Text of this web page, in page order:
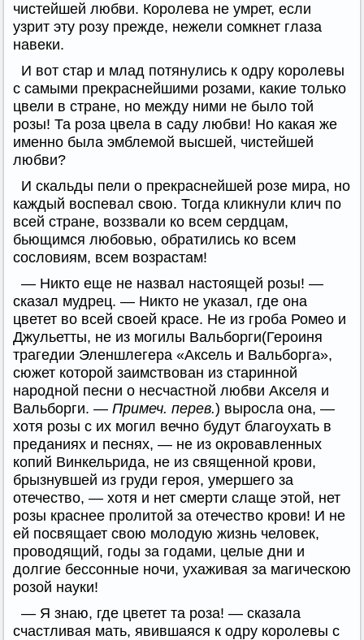
чистейшей любви. Королева не умрет, если
узрит эту розу прежде, нежели сомкнет глаза
навеки.
И вот стар и млад потянулись к одру королевы
с самыми прекраснейшими розами, какие только
цвели в стране, но между ними не было той
розы! Та роза цвела в саду любви! Но какая же
именно была эмблемой высшей, чистейшей
любви?
И скальды пели о прекраснейшей розе мира, но
каждый воспевал свою. Тогда кликнули клич по
всей стране, воззвали ко всем сердцам,
бьющимся любовью, обратились ко всем
сословиям, всем возрастам!
— Никто еще не назвал настоящей розы! —
сказал мудрец. — Никто не указал, где она
цветет во всей своей красе. Не из гроба Ромео и
Джульетты, не из могилы Вальборги(Героиня
трагедии Эленшлегера «Аксель и Вальборга»,
сюжет которой заимствован из старинной
народной песни о несчастной любви Акселя и
Вальборги. — Примеч. перев.) выросла она, —
хотя розы с их могил вечно будут благоухать в
преданиях и песнях, — не из окровавленных
копий Винкельрида, не из священной крови,
брызнувшей из груди героя, умершего за
отечество, — хотя и нет смерти слаще этой, нет
розы краснее пролитой за отечество крови! И не
ей посвящает свою молодую жизнь человек,
проводящий, годы за годами, целые дни и
долгие бессонные ночи, ухаживая за магическою
розой науки!
— Я знаю, где цветет та роза! — сказала
счастливая мать, явившаяся к одру королевы с